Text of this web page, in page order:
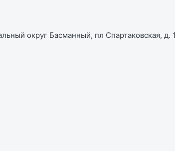
округ Басманный, пл Спартаковская,